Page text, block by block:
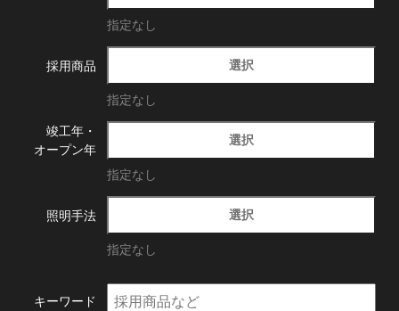
指定なし
採用商品 選択
指定なし
竣工年・
オープン年
選択
指定なし
照明手法 選択
指定なし
キーワード